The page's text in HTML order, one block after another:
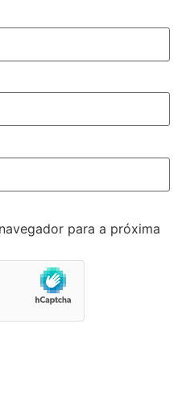
para a próxima